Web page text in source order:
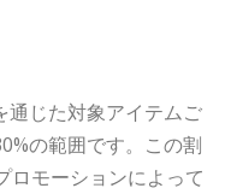
通じた対象アイテムご
の範囲です。この割
ロモーションによって